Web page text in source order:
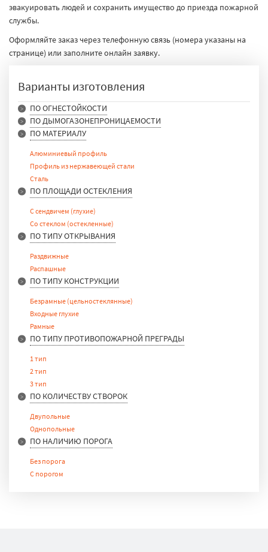
эвакуировать людей и сохранить имущество до приезда пожарной
службы.
Оформляйте заказ через телефонную связь (номера указаны на
странице) или заполните онлайн заявку.
Варианты изготовления
ПО ОГНЕСТОЙКОСТИ
EIW 15
EIW 30
EIW 60
EIW 90
EI 15
EI 30
EI 45
EI 60
EI 90
ПО ДЫМОГАЗОНЕПРОНИЦАЕМОСТИ
EIWS 15-90
ПО МАТЕРИАЛУ
Алюминиевый профиль
Профиль из нержавеющей стали
Сталь
ПО ПЛОЩАДИ ОСТЕКЛЕНИЯ
С сендвичем (глухие)
Со стеклом (остекленные)
ПО ТИПУ ОТКРЫВАНИЯ
Раздвижные
Распашные
ПО ТИПУ КОНСТРУКЦИИ
Безрамные (цельностеклянные)
Входные глухие
Рамные
ПО ТИПУ ПРОТИВОПОЖАРНОЙ ПРЕГРАДЫ
1 тип
2 тип
3 тип
ПО КОЛИЧЕСТВУ СТВОРОК
Двупольные
Однопольные
ПО НАЛИЧИЮ ПОРОГА
Без порога
С порогом